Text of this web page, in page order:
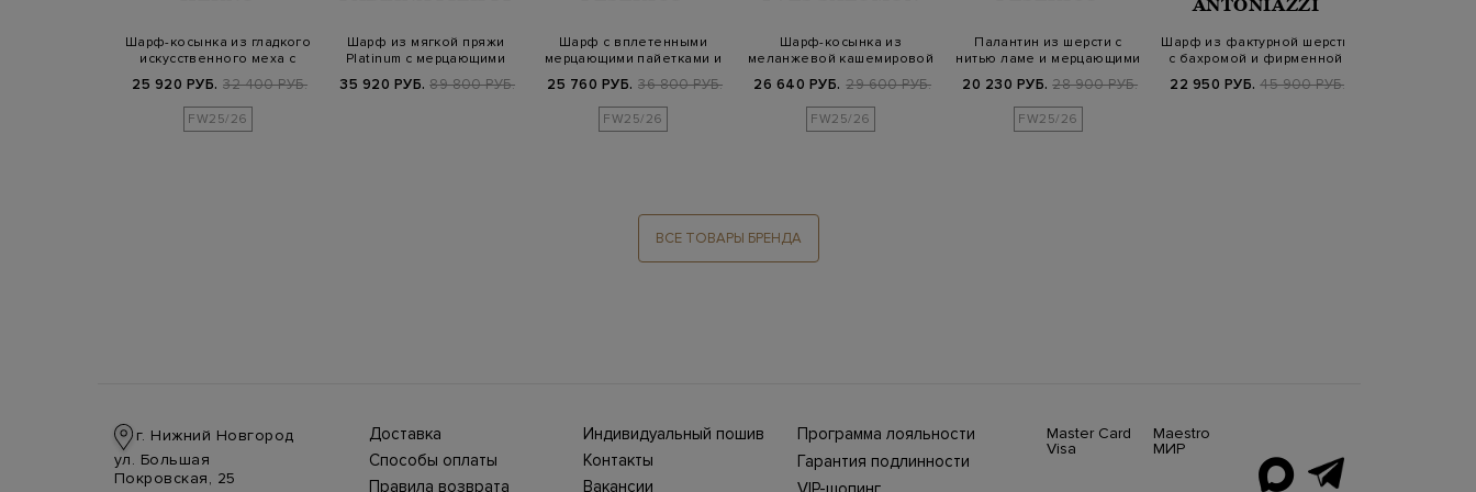
Шарф-косынка из гладкого
искусственного меха с
разрезо…
25 920 РУБ. 32 400 РУБ.
FW25/26
Шарф из мягкой пряжи
Platinum с мерцающими
пайетками
35 920 РУБ. 89 800 РУБ.
Шарф с вплетенными
мерцающими пайетками и
бахромой
25 760 РУБ. 36 800 РУБ.
FW25/26
Шарф-косынка из
меланжевой кашемировой
пряжи
26 640 РУБ. 29 600 РУБ.
FW25/26
Палантин из шерсти с
нитью ламе и мерцающими
пайетками
20 230 РУБ. 28 900 РУБ.
FW25/26
ANTONIAZZI
Шарф из фактурной шерсти
с бахромой и фирменной
деталь…
22 950 РУБ. 45 900 РУБ.
ВСЕ ТОВАРЫ БРЕНДА
г. Нижний Новгород
ул. Большая
Покровская, 25
Доставка
производится
курьерской службой
Способы оплаты
Правила возврата
Индивидуальный пошив
Ежегодно в бутики
Stefano Ricci, Brioni,
Canali приезжают
Контакты
Вакансии
Программа лояльности
Гарантия подлинности
Master Card
Visa
Maestro
МИР